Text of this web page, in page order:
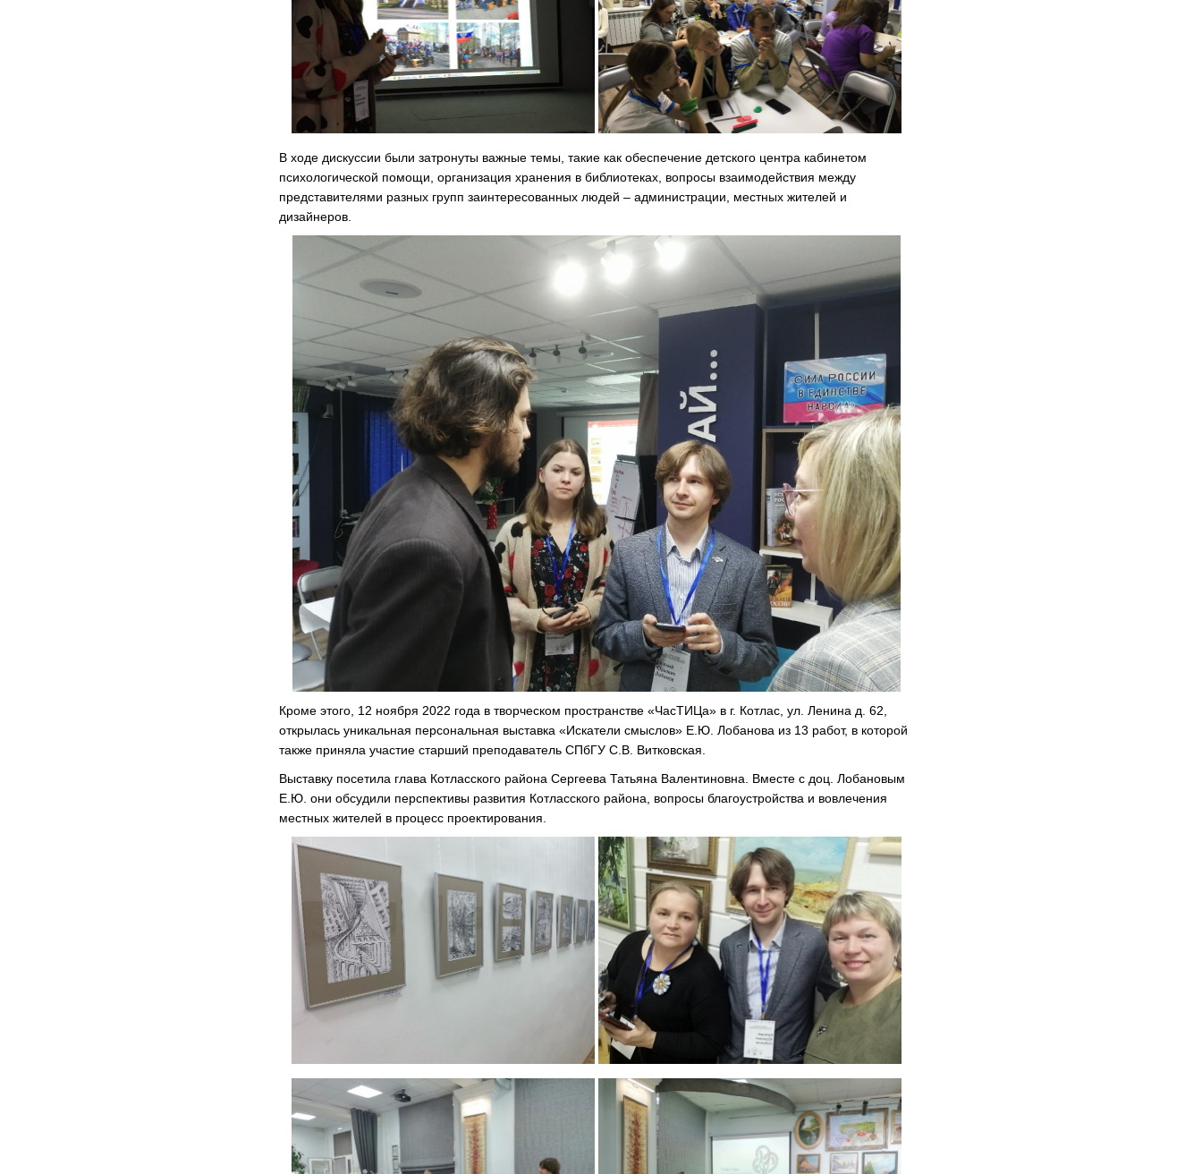
В ходе дискуссии были затронуты важные темы, такие как обеспечение детского центра кабинетом
психологической помощи, организация хранения в библиотеках, вопросы взаимодействия между
представителями разных групп заинтересованных людей – администрации, местных жителей и
дизайнеров.
Кроме этого, 12 ноября 2022 года в творческом пространстве «ЧасТИЦа» в г. Котлас, ул. Ленина д. 62,
открылась уникальная персональная выставка «Искатели смыслов» Е.Ю. Лобанова из 13 работ, в которой
также приняла участие старший преподаватель СПбГУ С.В. Витковская.
Выставку посетила глава Котласского района Сергеева Татьяна Валентиновна. Вместе с доц. Лобановым
Е.Ю. они обсудили перспективы развития Котласского района, вопросы благоустройства и вовлечения
местных жителей в процесс проектирования.